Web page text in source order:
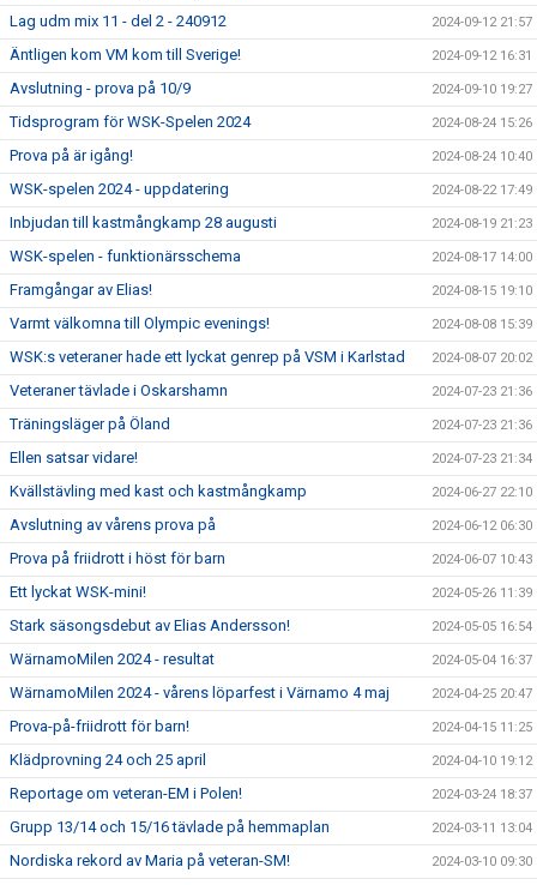
Lag udm mix 11 - del 2 - 240912 2024-09-12 21:57
Äntligen kom VM kom till Sverige! 2024-09-12 16:31
Avslutning - prova på 10/9 2024-09-10 19:27
Tidsprogram för WSK-Spelen 2024 2024-08-24 15:26
Prova på är igång! 2024-08-24 10:40
WSK-spelen 2024 - uppdatering 2024-08-22 17:49
Inbjudan till kastmångkamp 28 augusti 2024-08-19 21:23
WSK-spelen - funktionärsschema 2024-08-17 14:00
Framgångar av Elias! 2024-08-15 19:10
Varmt välkomna till Olympic evenings! 2024-08-08 15:39
WSK:s veteraner hade ett lyckat genrep på VSM i Karlstad 2024-08-07 20:02
Veteraner tävlade i Oskarshamn 2024-07-23 21:36
Träningsläger på Öland 2024-07-23 21:36
Ellen satsar vidare! 2024-07-23 21:34
Kvällstävling med kast och kastmångkamp 2024-06-27 22:10
Avslutning av vårens prova på 2024-06-12 06:30
Prova på friidrott i höst för barn 2024-06-07 10:43
Ett lyckat WSK-mini! 2024-05-26 11:39
Stark säsongsdebut av Elias Andersson! 2024-05-05 16:54
WärnamoMilen 2024 - resultat 2024-05-04 16:37
WärnamoMilen 2024 - vårens löparfest i Värnamo 4 maj 2024-04-25 20:47
Prova-på-friidrott för barn! 2024-04-15 11:25
Klädprovning 24 och 25 april 2024-04-10 19:12
Reportage om veteran-EM i Polen! 2024-03-24 18:37
Grupp 13/14 och 15/16 tävlade på hemmaplan 2024-03-11 13:04
Nordiska rekord av Maria på veteran-SM! 2024-03-10 09:30